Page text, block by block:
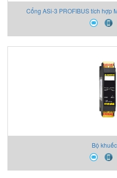
Cổng ASi-3 PROFIBUS tích hợp
BWU3275
Bộ